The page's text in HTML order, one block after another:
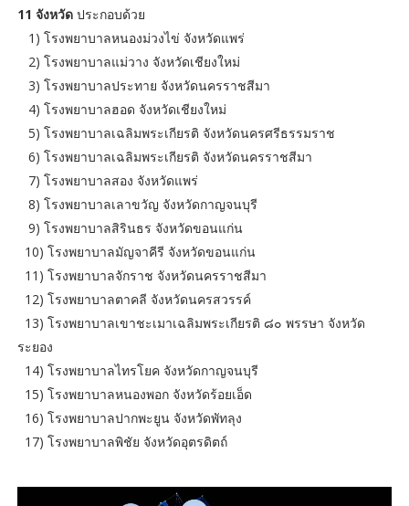
11 จังหวัด ประกอบด้วย
1) โรงพยาบาลหนองม่วงไข่ จังหวัดแพร่
2) โรงพยาบาลแม่วาง จังหวัดเชียงใหม่
3) โรงพยาบาลประทาย จังหวัดนครราชสีมา
4) โรงพยาบาลฮอด จังหวัดเชียงใหม่
5) โรงพยาบาลเฉลิมพระเกียรติ จังหวัดนครศรีธรรมราช
6) โรงพยาบาลเฉลิมพระเกียรติ จังหวัดนครราชสีมา
7) โรงพยาบาลสอง จังหวัดแพร่
8) โรงพยาบาลเลาขวัญ จังหวัดกาญจนบุรี
9) โรงพยาบาลสิรินธร จังหวัดขอนแก่น
10) โรงพยาบาลมัญจาคีรี จังหวัดขอนแก่น
11) โรงพยาบาลจักราช จังหวัดนครราชสีมา
12) โรงพยาบาลตาคลี จังหวัดนครสวรรค์
13) โรงพยาบาลเขาชะเมาเฉลิมพระเกียรติ ๘๐ พรรษา จังหวัด
ระยอง
14) โรงพยาบาลไทรโยค จังหวัดกาญจนบุรี
15) โรงพยาบาลหนองพอก จังหวัดร้อยเอ็ด
16) โรงพยาบาลปากพะยูน จังหวัดพัทลุง
17) โรงพยาบาลพิชัย จังหวัดอุตรดิตถ์